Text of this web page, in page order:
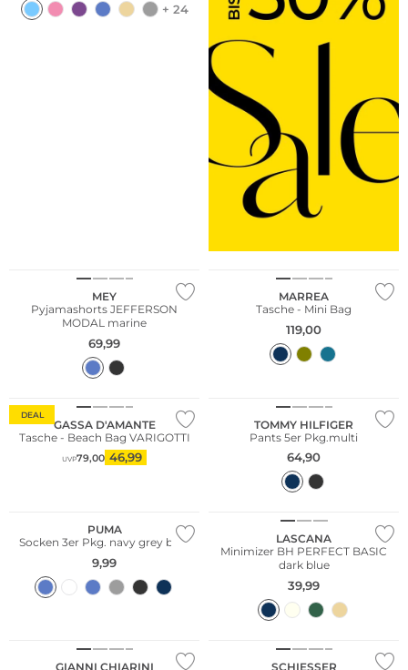
+ 24
MEY
Pyjamashorts JEFFERSON
MODAL marine
69,99
MARREA
Tasche - Mini Bag
119,00
DEAL
GASSA D'AMANTE
Tasche - Beach Bag VARIGOTTI
UVP79,00 46,99
TOMMY HILFIGER
Pants 5er Pkg.multi
64,90
PUMA
Socken 3er Pkg. navy grey blue
9,99
LASCANA
Minimizer BH PERFECT BASIC
dark blue
39,99
GIANNI CHIARINI
SCHIESSER